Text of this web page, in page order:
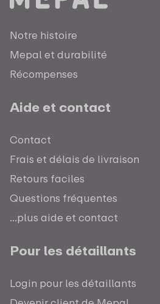
Notre histoire
Mepal et durabilité
Récompenses
Aide et contact
Contact
Frais et délais de livraison
Retours faciles
Questions fréquentes
...plus aide et contact
Pour les détaillants
Login pour les détaillants